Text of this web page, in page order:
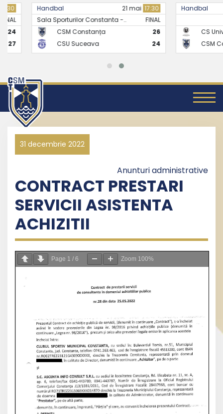
Handbal
17:30
Sala Sporturilor Constanta -..
FINAL
CSM Constanța
CSU Suceava
Handbal
CS
CSM
31 decembrie 2022
Anunturi administrative
CONTRACT PRESTARI
SERVICII ASISTENTA
ACHIZITII
Page 1 / 6 Zoom 100%